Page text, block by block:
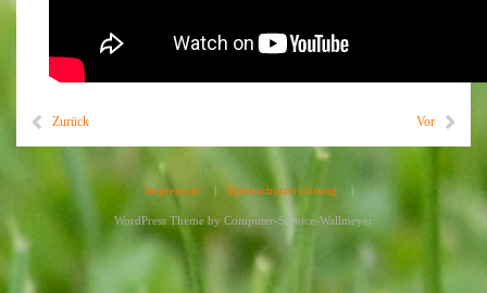
Zurück Vor
Impressum | Datenschutzerklärung |
WordPress Theme by Computer-Service-Wallmeyer